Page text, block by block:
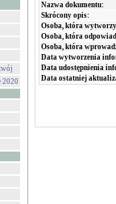
2020
Nazwa dokumentu:
Skrócony opis:
Osoba, która
Osoba, która
Osoba, która
Data wytworzenia
Data udostępnienia
Data ostatniej